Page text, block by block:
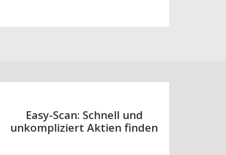
Easy-Scan: Schnell und
unkompliziert Aktien finden